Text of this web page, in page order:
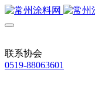
联系协会
0519-88063601